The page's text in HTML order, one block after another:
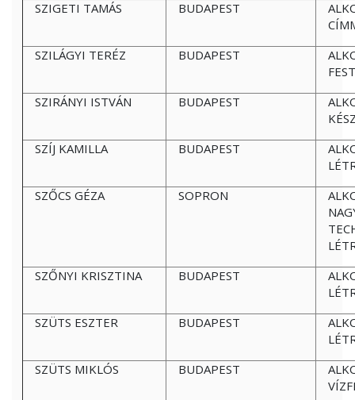
SZIGETI TAMÁS
BUDAPEST
SZILÁGYI TERÉZ
BUDAPEST
SZIRÁNYI ISTVÁN
BUDAPEST
SZÍJ KAMILLA
BUDAPEST
SZŐCS GÉZA
SOPRON
SZŐNYI KRISZTINA
BUDAPEST
SZÜTS ESZTER
BUDAPEST
SZÜTS MIKLÓS
BUDAPEST